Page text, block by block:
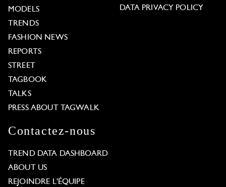
MODELS
TRENDS
FASHION NEWS
REPORTS
STREET
TAGBOOK
TALKS
PRESS ABOUT TAGWALK
DATA PRIVACY POLICY
Contactez-nous
TREND DATA DASHBOARD
ABOUT US
REJOINDRE L'ÉQUIPE